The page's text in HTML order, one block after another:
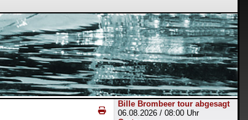
Bille Brombeer tour abgesagt
06.08.2026 / 08:00 Uhr